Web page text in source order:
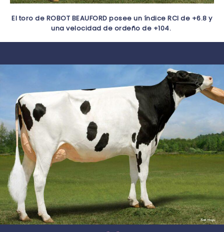
El toro de ROBOT BEAUFORD posee un índice RCI de +6.8 y
una velocidad de ordeño de +104.